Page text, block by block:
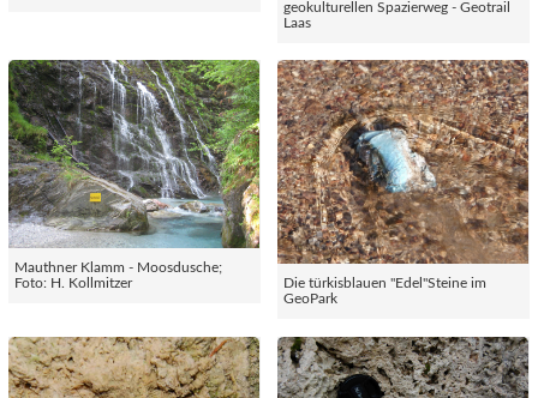
geokulturellen Spazierweg - Geotrail
Laas
Mauthner Klamm - Moosdusche;
Foto: H. Kollmitzer
Die türkisblauen "Edel"Steine im
GeoPark